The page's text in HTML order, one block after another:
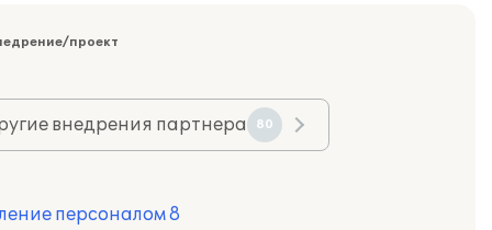
проект
внедрения партнера 80
персоналом 8